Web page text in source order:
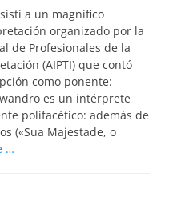
a un magnífico
organizado por la
de Profesionales de la
(AIPTI) que contó
como ponente:
es un intérprete
polifacético: además de
(«Sua Majestade, o
…